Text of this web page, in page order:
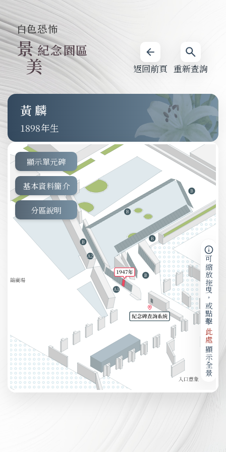
重新查詢
返回前頁
白色恐怖
景
美
紀念園區
黃麟
1898
顯示單元碑
基本資料簡介
分區說明
可縮放拖曳，或點擊
此處
顯示全景